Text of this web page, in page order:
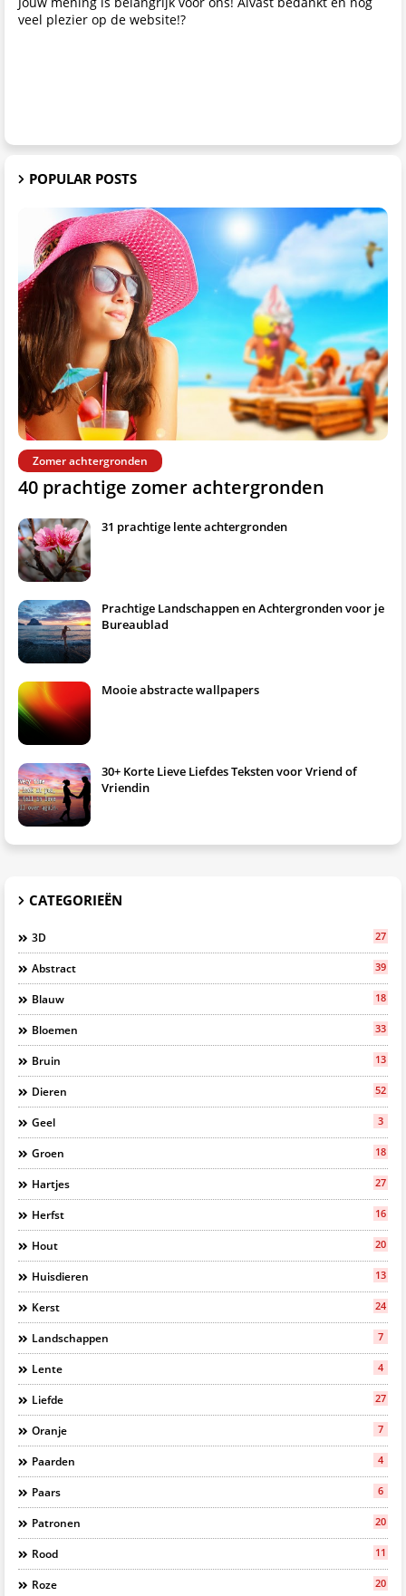
veel plezier op de website!?
POPULAR POSTS
Zomer achtergronden
40 prachtige zomer achtergronden
31 prachtige lente achtergronden
Prachtige Landschappen en Achtergronden voor je
Bureaublad
Mooie abstracte wallpapers
30+ Korte Lieve Liefdes Teksten voor Vriend of
Vriendin
CATEGORIEËN
3D 27
Abstract 39
Blauw 18
Bloemen 33
Bruin 13
Dieren 52
Geel 3
Groen 18
Hartjes 27
Herfst 16
Hout 20
Huisdieren 13
Kerst 24
Landschappen 7
Lente 4
Liefde 27
Oranje 7
Paarden 4
Paars 6
Patronen 20
Rood 11
Roze 20